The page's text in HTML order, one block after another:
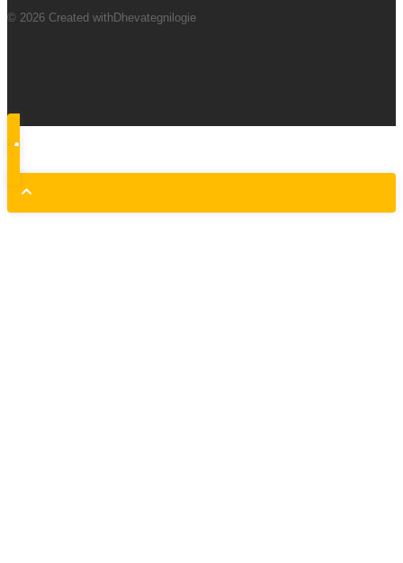
© 2026 Created withDhevategnilogie